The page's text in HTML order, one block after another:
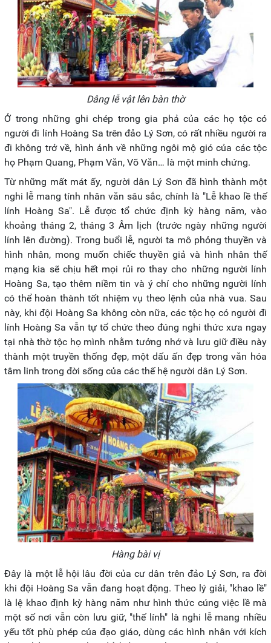
Dâng lễ vật lên bàn thờ
Ở trong những ghi chép trong gia phả của các họ tộc có
người đi lính Hoàng Sa trên đảo Lý Sơn, có rất nhiều người ra
đi không trở về, hình ảnh về những ngôi mộ gió của các tộc
họ Phạm Quang, Phạm Văn, Võ Văn… là một minh chứng.
Từ những mất mát ấy, người dân Lý Sơn đã hình thành một
nghi lễ mang tính nhân văn sâu sắc, chính là "Lễ khao lề thế
lính Hoàng Sa". Lễ được tổ chức định kỳ hàng năm, vào
khoảng tháng 2, tháng 3 Âm lịch (trước ngày những người
lính lên đường). Trong buổi lễ, người ta mô phỏng thuyền và
hình nhân, mong muốn chiếc thuyền giả và hình nhân thế
mạng kia sẽ chịu hết mọi rủi ro thay cho những người lính
Hoàng Sa, tạo thêm niềm tin và ý chí cho những người lính
có thể hoàn thành tốt nhiệm vụ theo lệnh của nhà vua. Sau
này, khi đội Hoàng Sa không còn nữa, các tộc họ có người đi
lính Hoàng Sa vẫn tự tổ chức theo đúng nghi thức xưa ngay
tại nhà thờ tộc họ mình nhằm tưởng nhớ và lưu giữ điều này
thành một truyền thống đẹp, một dấu ấn đẹp trong văn hóa
tâm linh trong đời sống của các thế hệ người dân Lý Sơn.
Hàng bài vị
Đây là một lễ hội lâu đời của cư dân trên đảo Lý Sơn, ra đời
khi đội Hoàng Sa vẫn đang hoạt động. Theo lý giải, "khao lề"
là lệ khao định kỳ hàng năm như hình thức cúng việc lề mà
một số nơi vẫn còn lưu giữ, "thế lính" là nghi lễ mang nhiều
yếu tốt phù phép của đạo giáo, dùng các hình nhân với kích